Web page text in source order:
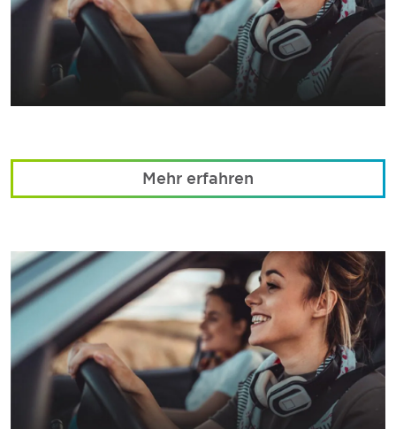
Mehr erfahren